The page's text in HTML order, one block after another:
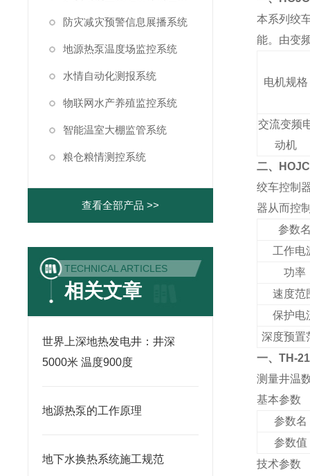
防灾减灾预警信息展播系统
地源热泵温度场监控系统
水情自动化测报系统
物联网水产养殖监控系统
智能温室大棚监管系统
粮仓粮情测控系统
查看全部产品 >>
TECHNICAL ARTICLES
相关文章
世界上深地热发电井：井深
5000米 温度900度
地源热泵的工作原理
地下水换热系统施工规范
本系列绞
能。由变
电机规格
交流变频
动机
二、
HO
绞车控制
器从而控
参数
工作电
功率
速度范
保护电
深度预置
一、TH-
测量井温
基本参数
参数名
参数值
技术参数